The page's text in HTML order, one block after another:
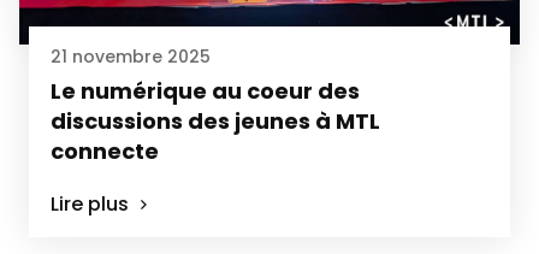
21 novembre 2025
Le numérique au coeur des
discussions des jeunes à MTL
connecte
Lire plus